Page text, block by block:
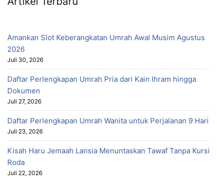
Amankan Slot Keberangkatan Umrah Awal Musim Agustus
2026
Juli 30, 2026
Daftar Perlengkapan Umrah Pria dari Kain Ihram hingga
Dokumen
Juli 27, 2026
Daftar Perlengkapan Umrah Wanita untuk Perjalanan 9 Hari
Juli 23, 2026
Kisah Haru Jemaah Lansia Menuntaskan Tawaf Tanpa Kursi
Roda
Juli 22, 2026